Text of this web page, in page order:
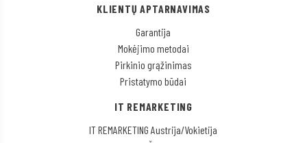
KLIENTŲ APTARNAVIMAS
Garantija
Mokėjimo metodai
Pirkinio grąžinimas
Pristatymo būdai
IT REMARKETING
IT REMARKETING Austrija/Vokietija